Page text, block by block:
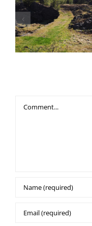
1. Kirkjuvegur (norðan
Hjallabrautar)